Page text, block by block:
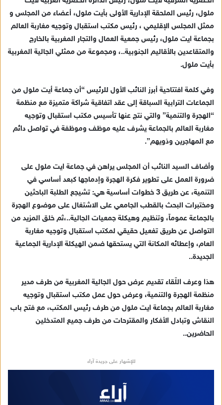
ملول، رئيس الملحقة الإدارية الأولى بأيت ملول، أعضاء من المجلس و
ممثل المجلس الإقليمي ، رئيس مكتب استقبال وتوجيه مغاربة العالم
بجماعة ايت ملول، رئيس جمعية العمال والتجار المغربية بالخارج
والمتقاعدين بالأقاليم الجنوبية..، ومجموعة من ممثلي الجالية المغربية
بأيت ملول.
وفي كلمة افتتاحية أبرز النائب الأول للرئيس “أن جماعة أيت ملول من
الجماعات الترابية السباقة إلى عقد اتفاقية شراكة متميزة مع منظمة
“الهجرة والتنمية” والتي نتج عنها تأسيس مكتب استقبال وتوجيه
مغاربة العالم بالجماعة يشرف عليه موظف وموظفة في تواصل دائم
مع المهاجرين وذويهم”.
وأضاف السيد النائب أن المجلس يراهن في جماعة ايت ملول على
ضرورة العمل على تطوير فكرة الهجرة وإدماجها كبعد أساسي في
التنمية، عن طريق 3 خطوات أساسية هي: تشيجع الطلبة الباحثين
ومختبرات البحث بالقطب الجامعي على الاشتغال على موضوع الهجرة
بالجماعة عموماً، وتنظيم وهيكلة جمعيات الجالية..،ثم خلق المزيد من
التواصل عن طريق تفعيل حقيقي لمكتب استقبال وتوجيه مغاربة
العام، وإعطائه المكانة التي يستحقها ضمن الهيكلة الإدارية الجماعية
الجديدة..
هذا وعرف اللّقاء تقديم عرض حول الجالية المغربية من طرف مدير
منظمة الهجرة والتنمية، وعرض حول عمل مكتب استقبال وتوجيه
مغاربة العالم بجماعة ايت ملول من طرف رئيس المكتب، مع فتح باب
النقاش وتبادل الأفكار والمقترحات من طرف جميع المتدخلين
الحاضرين..
للإشهار على جريدة آراء